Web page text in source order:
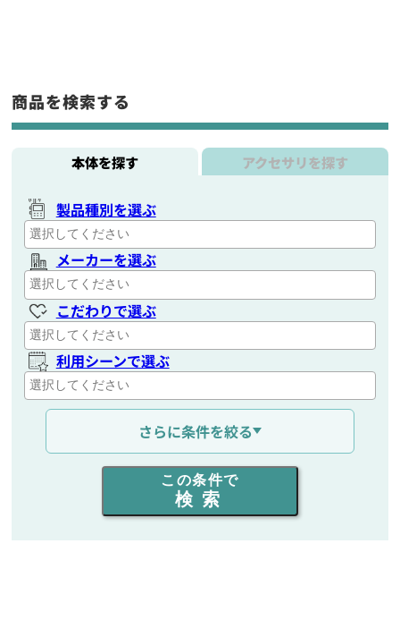
商品を検索する
本体を探す アクセサリを探す
製品種別を選ぶ
メーカーを選ぶ
こだわりで選ぶ
利用シーンで選ぶ
通信距離を選ぶ
出力を選ぶ
同時通話人数を選ぶ
さらに条件を絞る
この条件で
検索